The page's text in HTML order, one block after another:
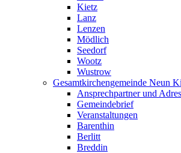
Kietz
Lanz
Lenzen
Mödlich
Seedorf
Wootz
Wustrow
Gesamtkirchengemeinde Neun
Ansprechpartner und
Gemeindebrief
Veranstaltungen
Barenthin
Berlitt
Breddin